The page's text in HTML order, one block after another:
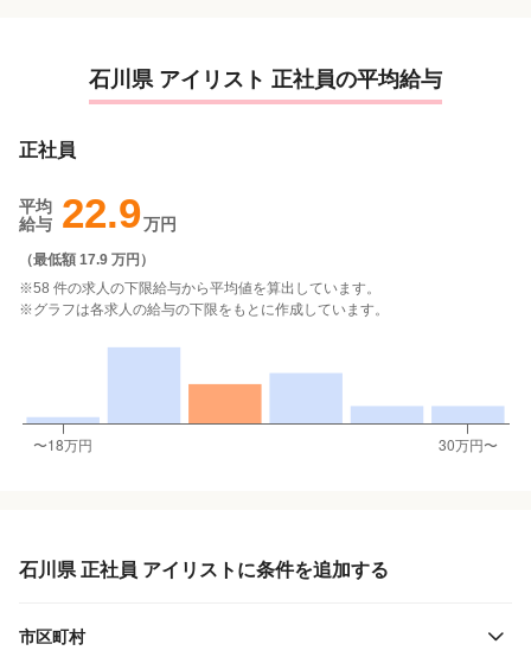
石川県 アイリスト 正社員の平均給与
正社員
平均
給与 22.9万円
（最低額 17.9 万円 ）
※58 件の求人の下限給与から平均値を算出しています。
※グラフは各求人の給与の下限をもとに作成しています。
石川県 正社員 アイリストに条件を追加する
市区町村